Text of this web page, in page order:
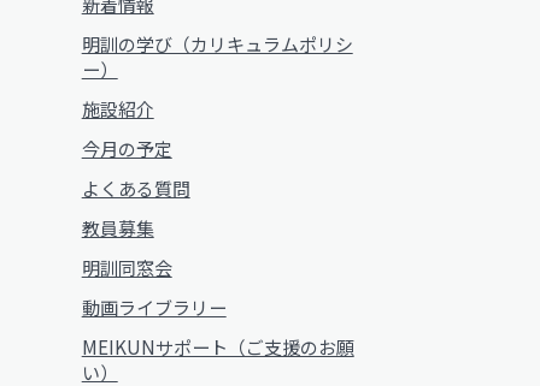
明訓の学び（カリキュラムポリシ
ー）
施設紹介
今月の予定
よくある質問
教員募集
明訓同窓会
動画ライブラリー
MEIKUNサポート（ご支援のお願
い）